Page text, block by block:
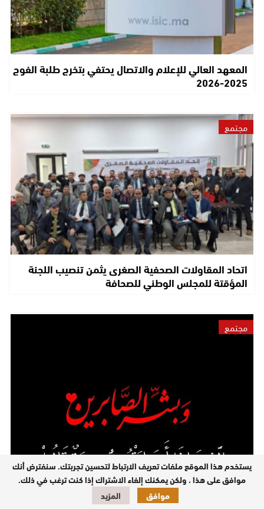
المعهد العالي للإعلام والاتصال يحتفي بتخرج طلبة الفوج
2025-2026
مجتمع
اتحاد المقاولات الصحفية الصغرى يثمن تنصيب اللجنة
المؤقتة للمجلس الوطني للصحافة
مجتمع
أخ الزميلة صليحة بجراف في ذمة الله
يستخدم هذا الموقع ملفات تعريف الارتباط لتحسين تجربتك. سنفترض أنك
موافق على هذا ، ولكن يمكنك إلغاء الاشتراك إذا كنت ترغب في ذلك.
موافق
المزيد